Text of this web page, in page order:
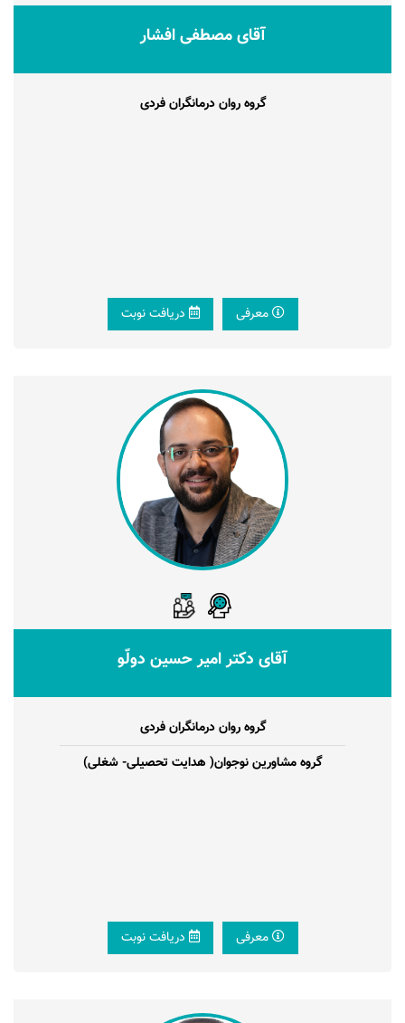
آقای مصطفی افشار
گروه روان درمانگران فردی
معرفی دریافت نوبت
آقای دکتر امیر حسین دولّو
گروه روان درمانگران فردی
گروه مشاورین نوجوان( هدایت تحصیلی- شغلی)
معرفی دریافت نوبت